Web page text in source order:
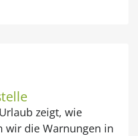
zeigt, wie
wir die Warnungen in